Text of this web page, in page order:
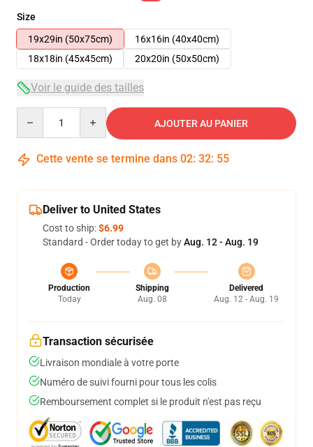
Size
19x29in (50x75cm)
16x16in (40x40cm)
18x18in (45x45cm)
20x20in (50x50cm)
Voir le guide des tailles
AJOUTER AU PANIER
Cette vente se termine dans 02: 32: 54
Deliver to United States
Cost to ship:$6.99
Standard - Order today to get byAug. 12 - Aug. 19
Production
Today
Shipping
Aug. 08
Delivered
Aug. 12 - Aug. 19
Transaction sécurisée
Livraison mondiale à votre porte
Numéro de suivi fourni pour tous les colis
Remboursement complet si le produit n'est pas reçu